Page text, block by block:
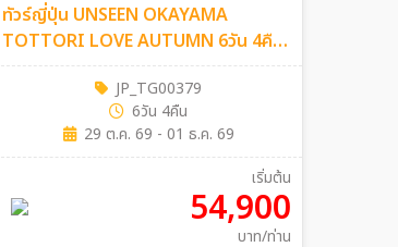
ทัวร์ญี่ปุ่น UNSEEN OKAYAMA
TOTTORI LOVE AUTUMN 6วัน 4คืน
(TG)
JP_TG00379
6วัน 4คืน
29 ต.ค. 69 - 01 ธ.ค. 69
เริ่มต้น
54,900
บาท/ท่าน